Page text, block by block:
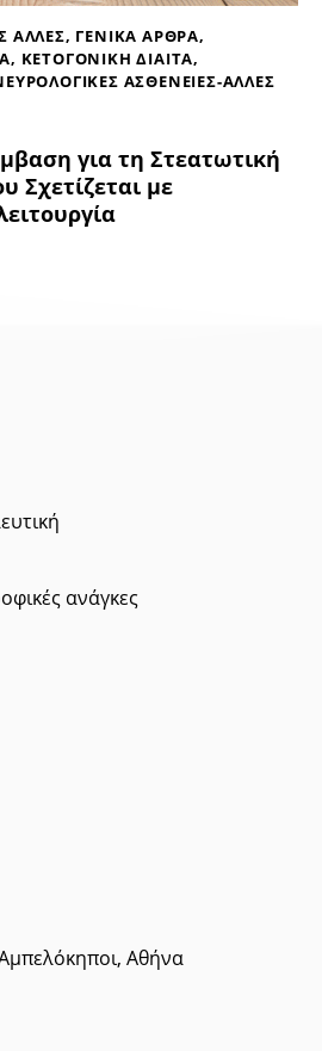
ΑΛΛΕΣ, ΓΕΝΙΚΑ ΑΡΘΡΑ,
, ΚΕΤΟΓΟΝΙΚΗ ΔΙΑΙΤΑ,
ΑΣΘΕΝΕΙΕΣ-ΑΛΛΕΣ
για τη Στεατωτική
Σχετίζεται με
ανάγκες
Αθήνα